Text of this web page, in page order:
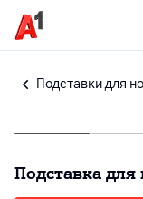
Подставки для
Подставка для